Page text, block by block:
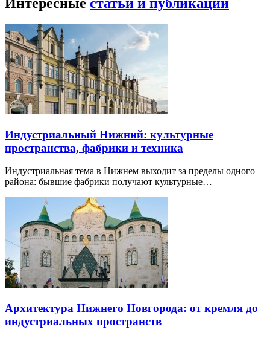
Индустриальный Нижний: культурные
пространства, фабрики и техника
Индустриальная тема в Нижнем выходит за пределы одного
района: бывшие фабрики получают культурные…
Архитектура Нижнего Новгорода: от кремля до
индустриальных пространств